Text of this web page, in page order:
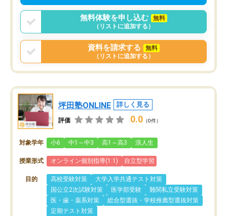
無料体験を申し込む
無料
（リストに追加する）
資料を請求する
無料
（リストに追加する）
坪田塾ONLINE 詳しく見る
評価 0.0 （0件）
対象学年 小6 中1～中3 高1～高3 浪人生
授業形式 オンライン個別指導(1:1) 自立型学習
目的 高校受験対策
大学入学共通テスト対策
国公立2次試験対策
医学部受験
難関私立受験対策
医・歯・薬系対策
総合型選抜・学校推薦型選抜対策
定期テスト対策